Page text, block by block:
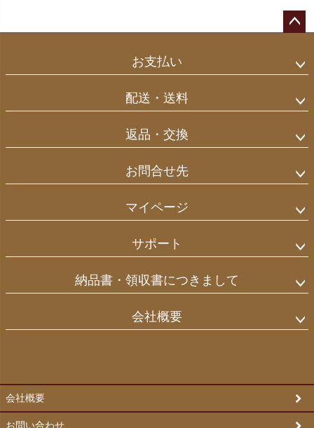
ップ
お支払い
配送・送料
返品・交換
お問合せ先
マイページ
サポート
納品書・領収書につきまして
会社概要
会社概要
お問い合わせ